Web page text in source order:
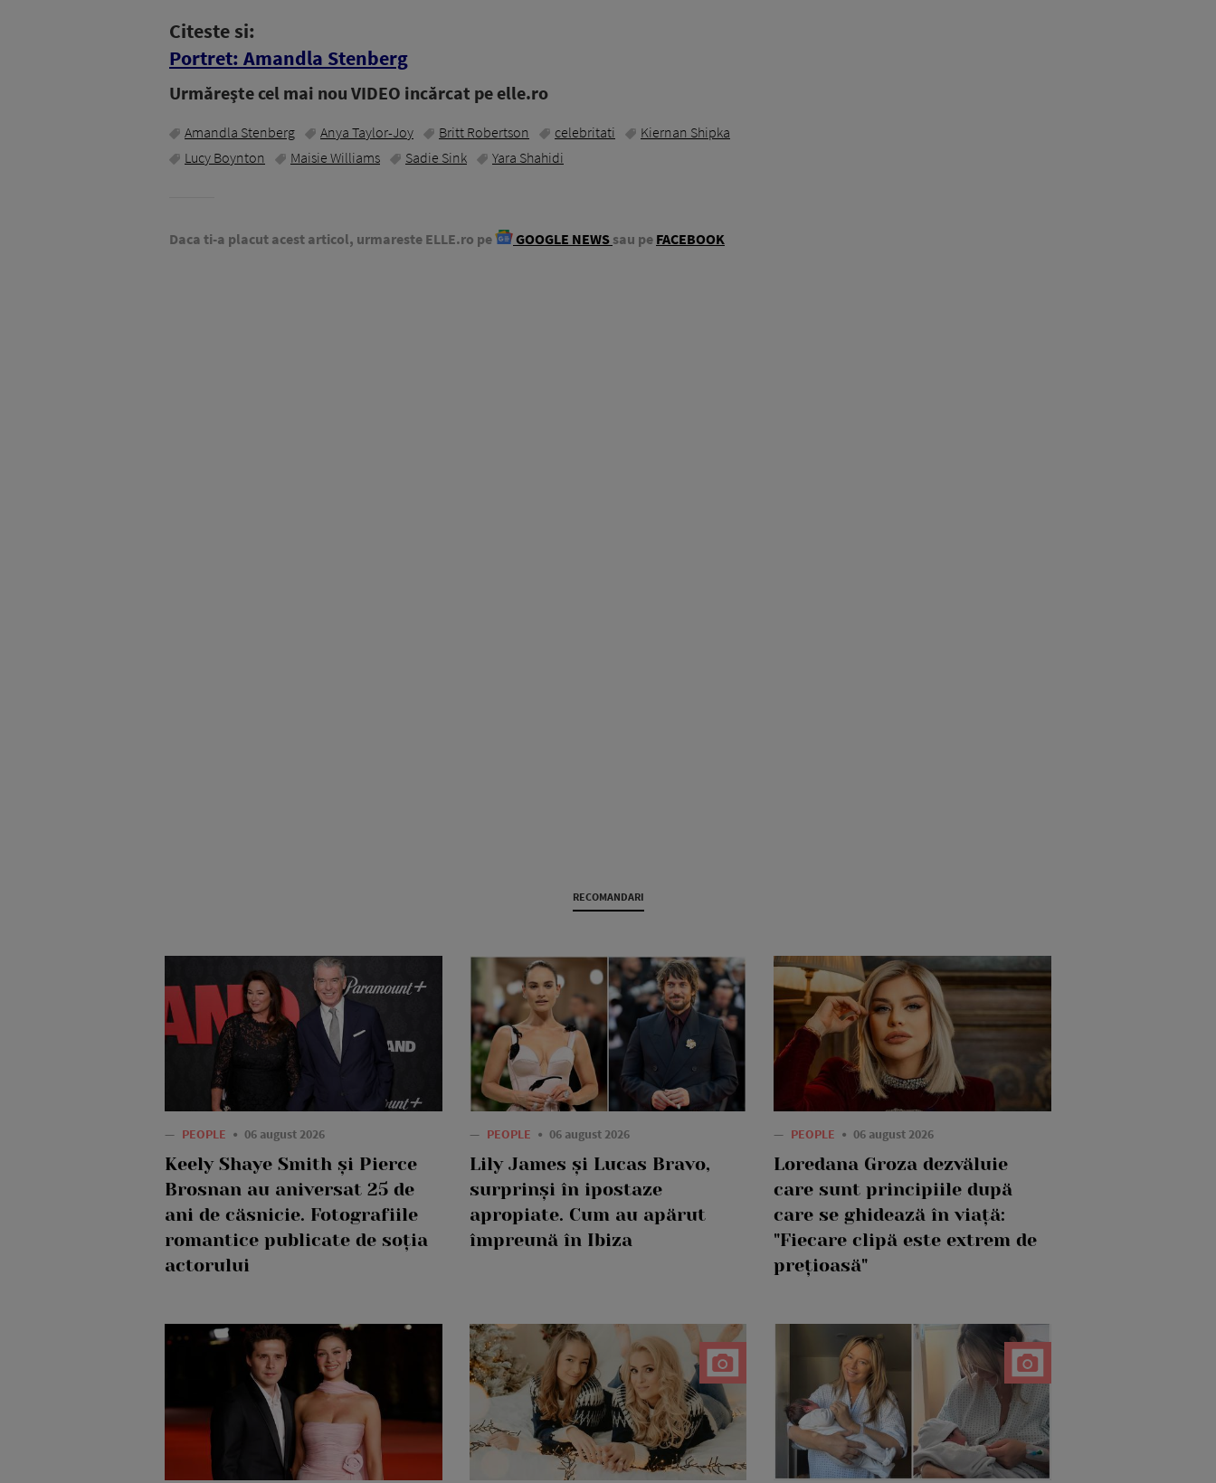
Citeste si:
Portret: Amandla Stenberg
Urmăreşte cel mai nou VIDEO incărcat pe elle.ro
Amandla Stenberg Anya Taylor-Joy Britt Robertson celebritati
Kiernan Shipka
Lucy Boynton
Maisie Williams Sadie Sink Yara Shahidi
Daca ti-a placut acest articol, urmareste ELLE.ro pe GOOGLE NEWS sau pe FACEBOOK
RECOMANDARI
— PEOPLE 06 august 2026
Keely Shaye Smith și Pierce
Brosnan au aniversat 25 de
ani de căsnicie. Fotografiile
romantice publicate de soția
actorului
— PEOPLE 06 august 2026
Lily James și Lucas Bravo,
surprinși în ipostaze
apropiate. Cum au apărut
împreună în Ibiza
— PEOPLE 06 august 2026
Loredana Groza dezvăluie
care sunt principiile după
care se ghidează în viață:
"Fiecare clipă este extrem de
prețioasă"